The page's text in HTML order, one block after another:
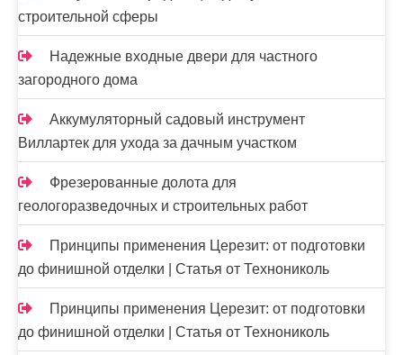
строительной сферы
Надежные входные двери для частного
загородного дома
Аккумуляторный садовый инструмент
Виллартек для ухода за дачным участком
Фрезерованные долота для
геологоразведочных и строительных работ
Принципы применения Церезит: от подготовки
до финишной отделки | Статья от Технониколь
Принципы применения Церезит: от подготовки
до финишной отделки | Статья от Технониколь